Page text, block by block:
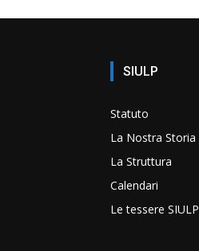
SIULP
Statuto
La Nostra Storia
La Struttura
Calendari
Le tessere SIULP